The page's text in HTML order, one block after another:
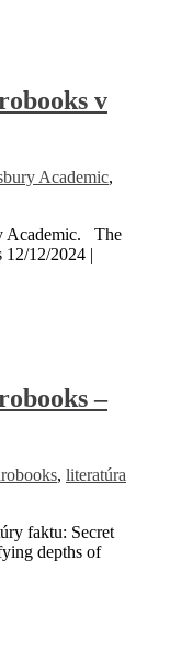
v
Academic,
Academic. The
12/12/2024 |
–
, literatúra
faktu: Secret
depths of